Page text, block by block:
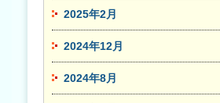
2025年2月
2024年12月
2024年8月